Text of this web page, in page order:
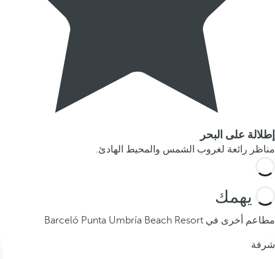
إطلالة على البحر
مناظر رائعة لغروب الشمس والمحيط الهادئ.
قد يهمك
مطاعم أخرى في Barceló Punta Umbría Beach Resort
شرفة